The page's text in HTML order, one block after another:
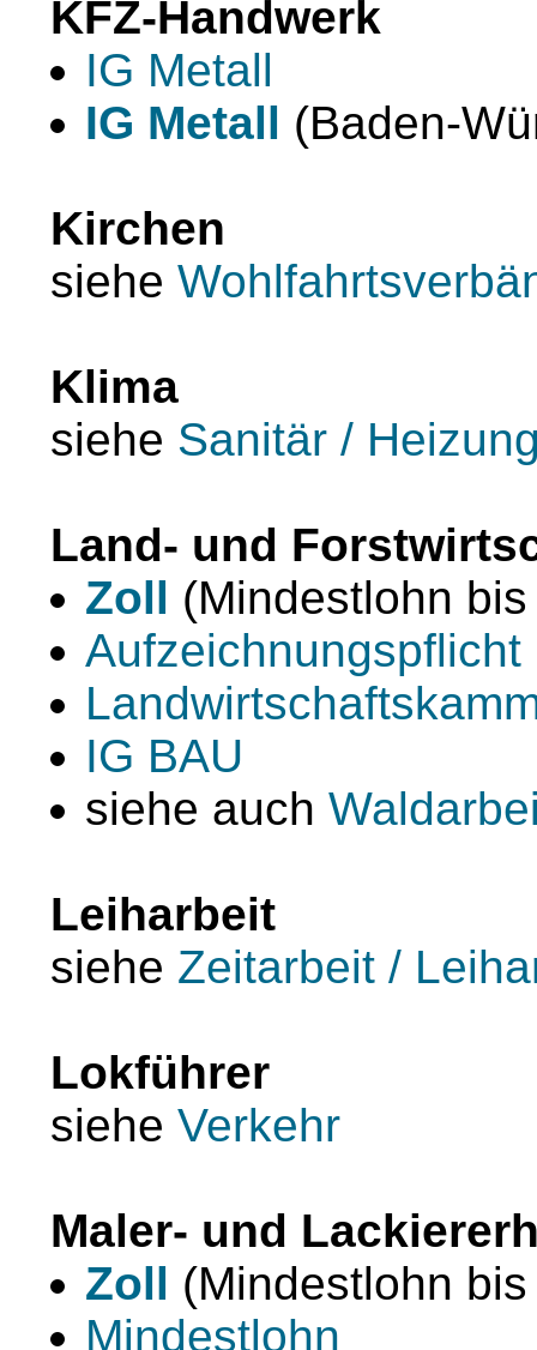
KFZ-Handwerk
IG Metall
IG Metall (Baden-
Kirchen
siehe
Klima
siehe Sanitär /
Land- und
Zoll (Mindestlohn
IG BAU
siehe auch
Leiharbeit
siehe Zeitarbeit /
Lokführer
siehe Verkehr
Maler- und
Zoll (Mindestlohn
Mindestlohn